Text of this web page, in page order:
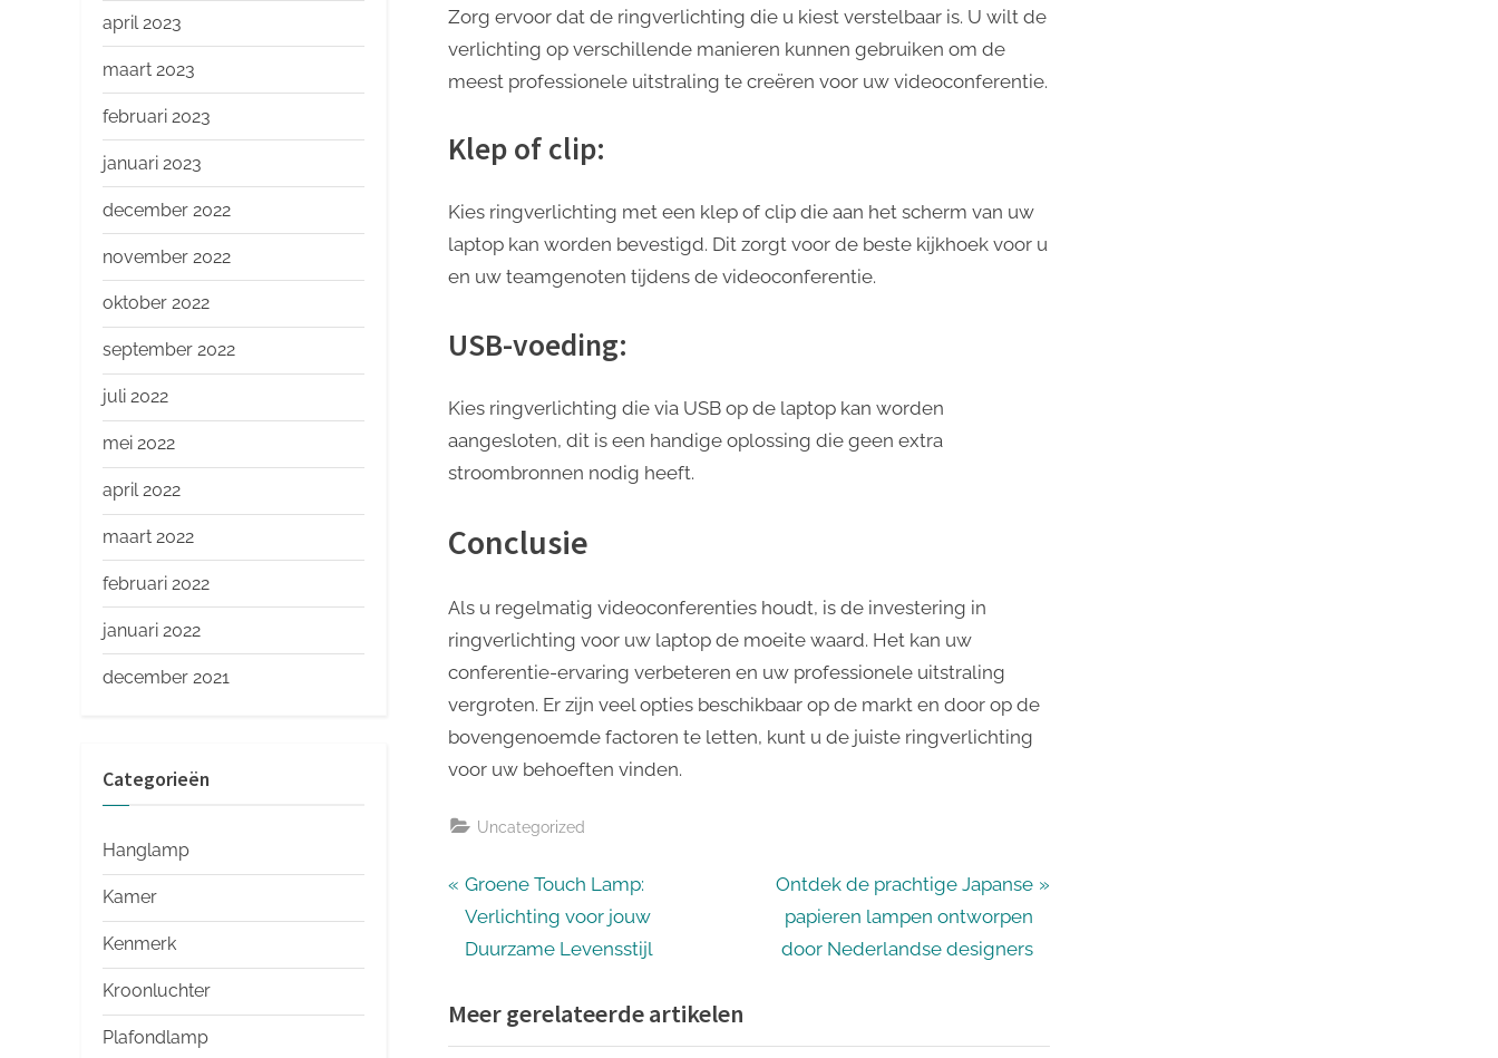
Zorg ervoor dat de ringverlichting die u kiest verstelbaar is. U wilt de
verlichting op verschillende manieren kunnen gebruiken om de
meest professionele uitstraling te creëren voor uw videoconferentie.
Klep of clip:
Kies ringverlichting met een klep of clip die aan het scherm van uw
laptop kan worden bevestigd. Dit zorgt voor de beste kijkhoek voor u
en uw teamgenoten tijdens de videoconferentie.
USB-voeding:
Kies ringverlichting die via USB op de laptop kan worden
aangesloten, dit is een handige oplossing die geen extra
stroombronnen nodig heeft.
Conclusie
Als u regelmatig videoconferenties houdt, is de investering in
ringverlichting voor uw laptop de moeite waard. Het kan uw
conferentie-ervaring verbeteren en uw professionele uitstraling
vergroten. Er zijn veel opties beschikbaar op de markt en door op de
bovengenoemde factoren te letten, kunt u de juiste ringverlichting
voor uw behoeften vinden.
Uncategorized
Bericht
navigatie
P
r
e
i
o
Groene Touch Lamp:
Verlichting voor jouw
Duurzame Levensstijl
N
x
o
Ontdek de prachtige Japanse
papieren lampen ontworpen
door Nederlandse designers
Meer gerelateerde artikelen
april 2023
maart 2023
februari 2023
januari 2023
december 2022
november 2022
oktober 2022
september 2022
juli 2022
mei 2022
april 2022
maart 2022
februari 2022
januari 2022
december 2021
Categorieën
Hanglamp
Kamer
Kenmerk
Kroonluchter
Plafondlamp